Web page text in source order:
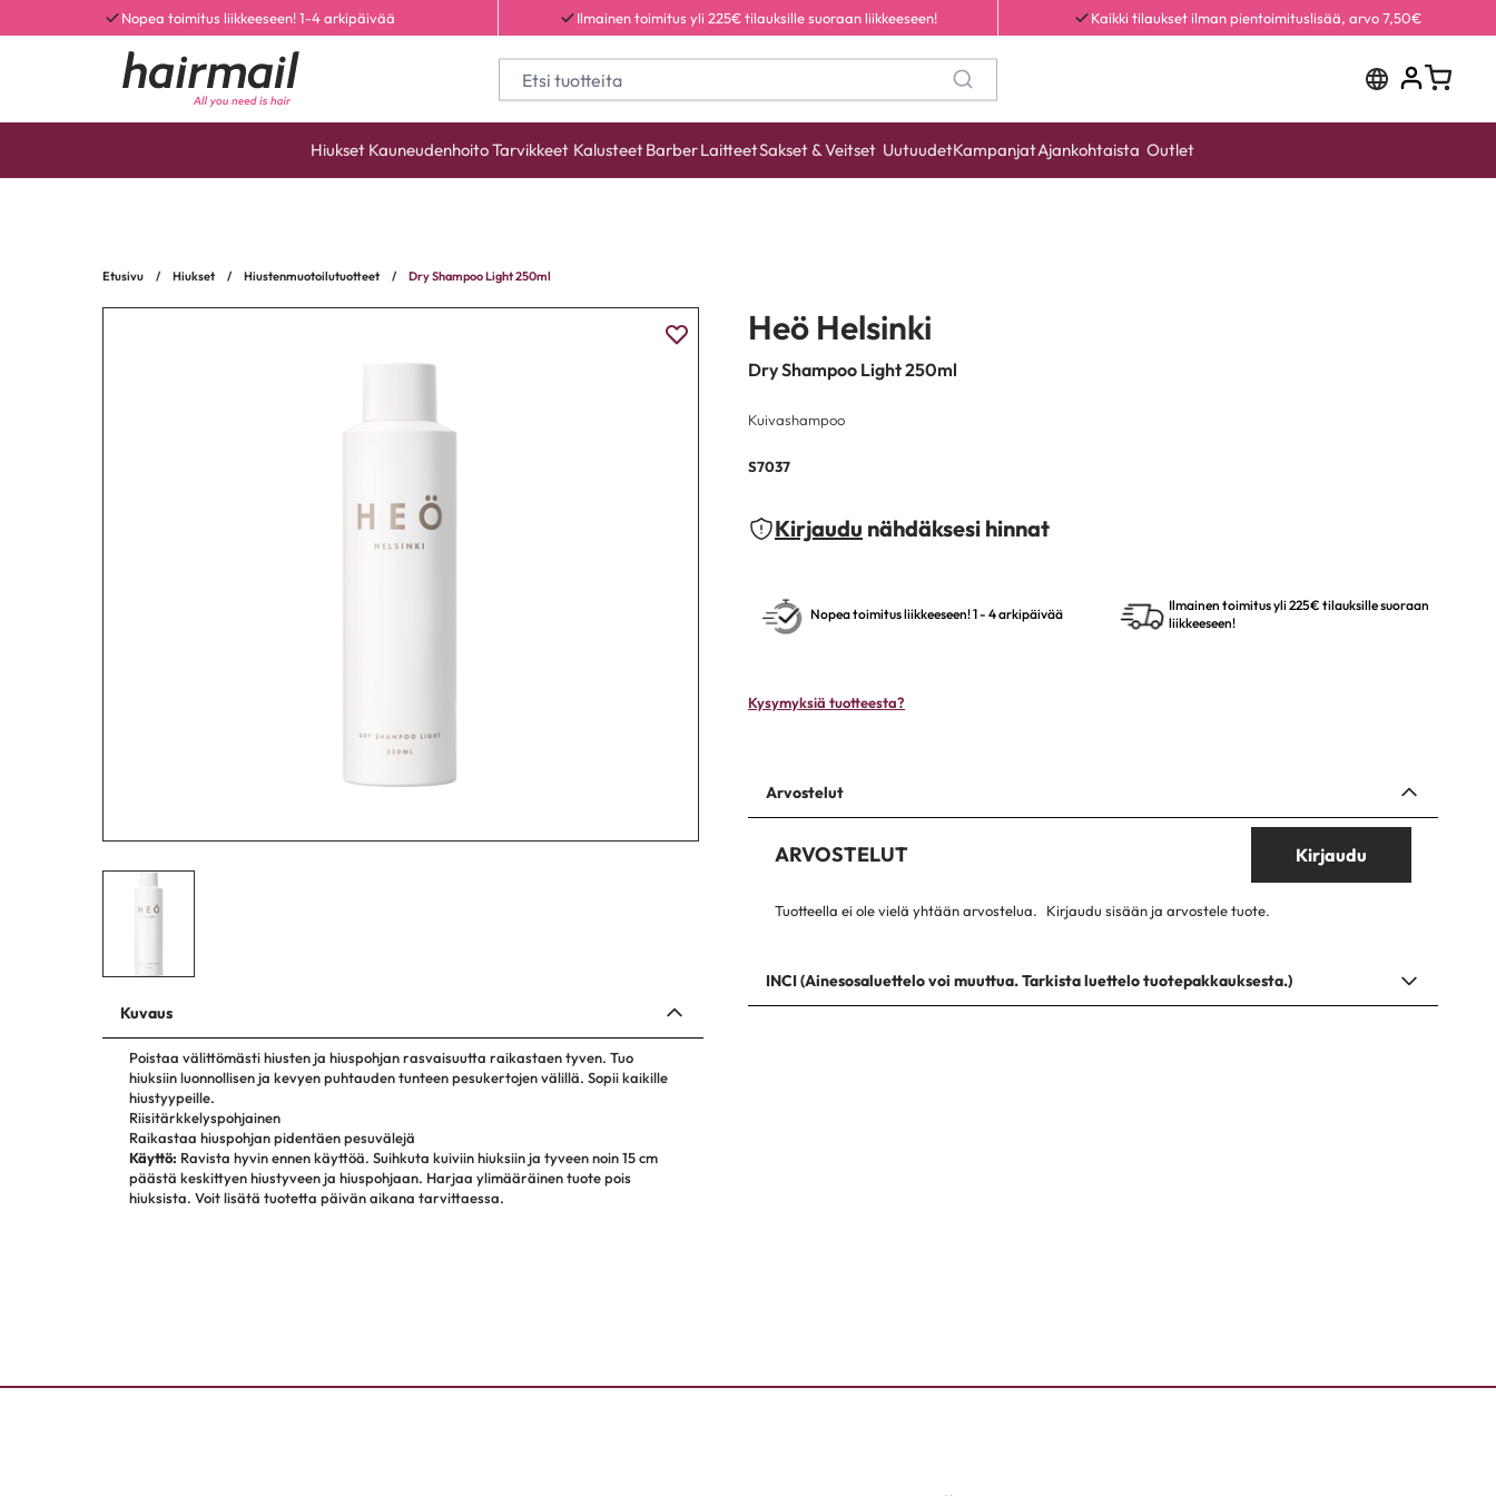
Nopea toimitus liikkeeseen! 1-4 arkipäivää Ilmainen toimitus yli 225€ tilauksille suoraan liikkeeseen! Kaikki tilaukset ilman pientoimituslisää, arvo 7,50€
Hiukset KauneudenhoitoTarvikkeet KalusteetBarberLaitteetSakset & Veitset UutuudetKampanjatAjankohtaista Outlet
Etusivu / Hiukset / Hiustenmuotoilutuotteet / Dry Shampoo Light 250ml
Kuvaus
Poistaa välittömästi hiusten ja hiuspohjan rasvaisuutta raikastaen tyven. Tuo
hiuksiin luonnollisen ja kevyen puhtauden tunteen pesukertojen välillä. Sopii kaikille
hiustyypeille.
Riisitärkkelyspohjainen
Raikastaa hiuspohjan pidentäen pesuvälejä
Käyttö: Ravista hyvin ennen käyttöä. Suihku­ta kuiviin hiuksiin ja tyveen noin 15 cm
päästä keskittyen hiustyveen ja hiuspohjaan. Harjaa ylimääräinen tuote pois
hiuksista. Voit lisätä tuotetta päivän aikana tarvittaessa.
Heö Helsinki
Dry Shampoo Light 250ml
Kuivashampoo
S7037
Kirjaudu nähdäksesi hinnat
Nopea toimitus liikkeeseen! 1 - 4 arkipäivää
Ilmainen toimitus yli 225€ tilauksille suoraan
liikkeeseen!
Kysymyksiä tuotteesta?
Arvostelut
ARVOSTELUT Kirjaudu
Tuotteella ei ole vielä yhtään arvostelua. Kirjaudu sisään ja arvostele tuote.
INCI (Ainesosaluettelo voi muuttua. Tarkista luettelo tuotepakkauksesta.)